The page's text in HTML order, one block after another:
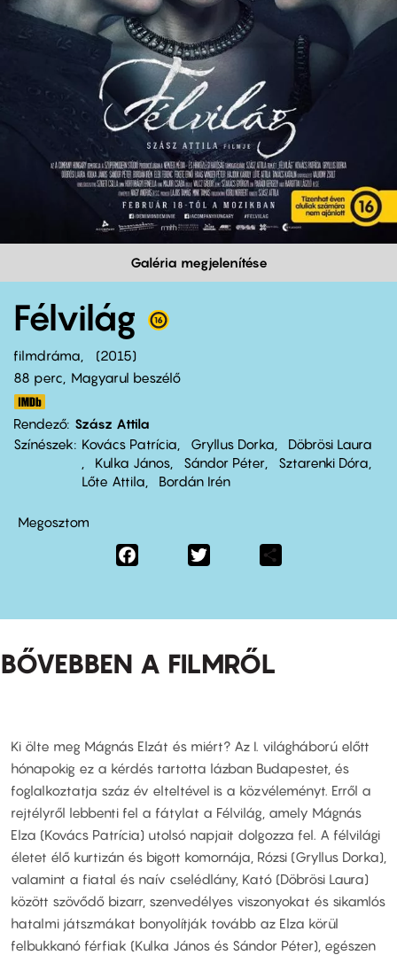
Galéria megjelenítése
Félvilág
filmdráma
2015
88 perc,
Magyarul beszélő
Rendező Szász Attila
Színészek
Kovács Patrícia Gryllus Dorka
Döbrösi Laura
Kulka János
Sándor Péter
Sztarenki Dóra
Lőte Attila
Bordán Irén
Megosztom
Facebook
BŐVEBBEN A FILMRŐL
Ki ölte meg Mágnás Elzát és miért? Az I. világháború előtt
hónapokig ez a kérdés tartotta lázban Budapestet, és
foglalkoztatja száz év elteltével is a közvéleményt. Erről a
rejtélyről lebbenti fel a fátylat a Félvilág, amely Mágnás
Elza (Kovács Patrícia) utolsó napjait dolgozza fel. A félvilági
életet élő kurtizán és bigott komornája, Rózsi (Gryllus Dorka),
valamint a fiatal és naív cselédlány, Kató (Döbrösi Laura)
között szövődő bizarr, szenvedélyes viszonyokat és sikamlós
hatalmi játszmákat bonyolítják tovább az Elza körül
felbukkanó férfiak (Kulka János és Sándor Péter), egészen